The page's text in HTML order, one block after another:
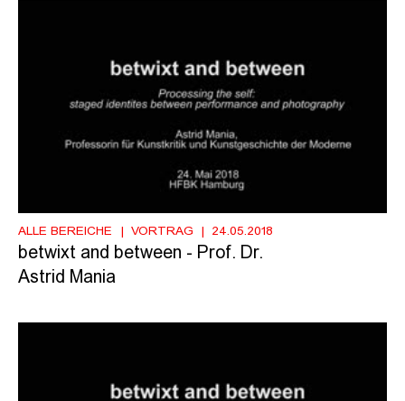
ALLE BEREICHE VORTRAG 24.05.2018
betwixt and between - Prof. Dr.
Astrid Mania